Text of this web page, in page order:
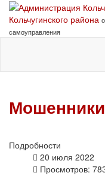
Кольчугинского района
самоуправления
Мошенники
Подробности
20 июля 2022
Просмотров: